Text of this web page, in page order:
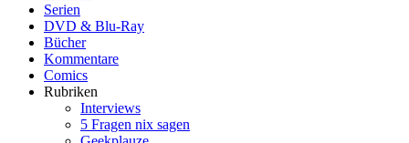
Serien
DVD & Blu-Ray
Bücher
Kommentare
Comics
Rubriken
Interviews
5 Fragen nix sagen